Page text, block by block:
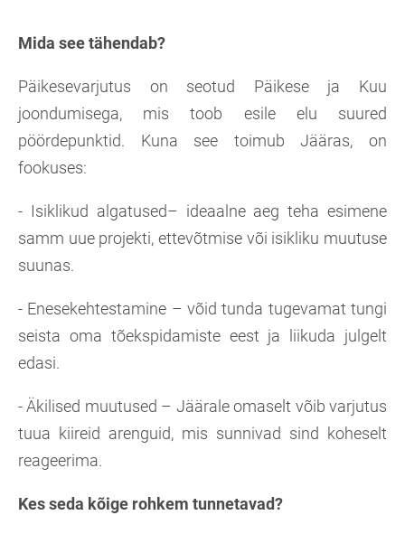
Mida see tähendab?
Päikesevarjutus on seotud Päikese ja Kuu
joondumisega, mis toob esile elu suured
pöördepunktid. Kuna see toimub Jääras, on
fookuses:
- Isiklikud algatused– ideaalne aeg teha esimene
samm uue projekti, ettevõtmise või isikliku muutuse
suunas.
- Enesekehtestamine – võid tunda tugevamat tungi
seista oma tõekspidamiste eest ja liikuda julgelt
edasi.
- Äkilised muutused – Jäärale omaselt võib varjutus
tuua kiireid arenguid, mis sunnivad sind koheselt
reageerima.
Kes seda kõige rohkem tunnetavad?